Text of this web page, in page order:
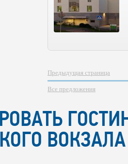
Предыдущая страница
Все предложения
ВОКЗАЛА